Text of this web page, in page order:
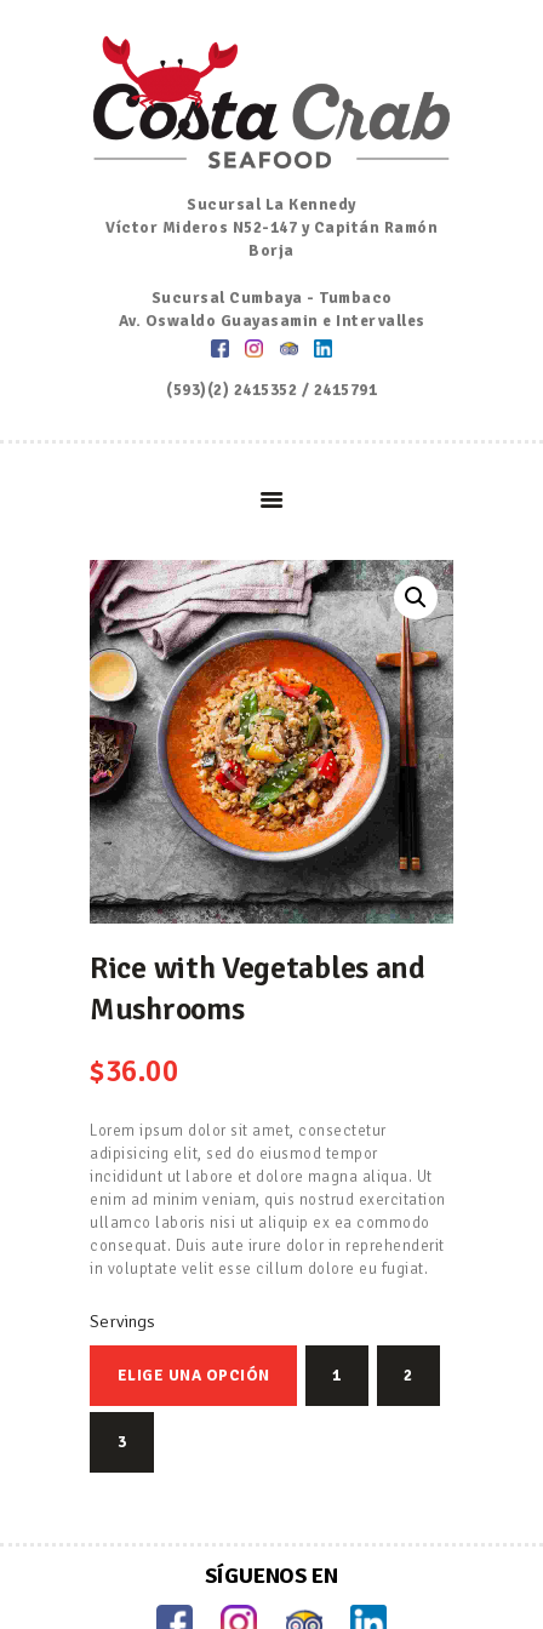
Sucursal La Kennedy
Víctor Mideros N52-147 y Capitán Ramón
Borja
Sucursal Cumbaya - Tumbaco
Av. Oswaldo Guayasamin e Intervalles
(593)(2) 2415352 / 2415791
Inicio
Nosotros
Menú
Ordena por Whatsapp
Promociones
Rice with Vegetables and
Mushrooms
$36.00
Lorem ipsum dolor sit amet, consectetur
adipisicing elit, sed do eiusmod tempor
incididunt ut labore et dolore magna aliqua. Ut
enim ad minim veniam, quis nostrud exercitation
ullamco laboris nisi ut aliquip ex ea commodo
consequat. Duis aute irure dolor in reprehenderit
in voluptate velit esse cillum dolore eu fugiat.
Servings
ELIGE UNA OPCIÓN 1 2
3
SÍGUENOS EN